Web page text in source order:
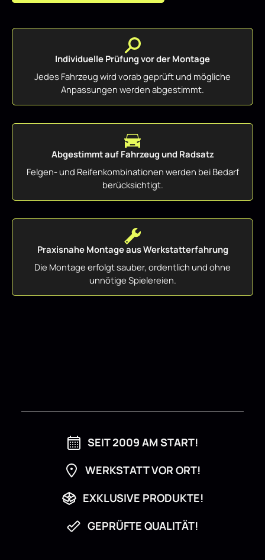
Individuelle Prüfung vor der Montage
Jedes Fahrzeug wird vorab geprüft und mögliche
Anpassungen werden abgestimmt.
Abgestimmt auf Fahrzeug und Radsatz
Felgen- und Reifenkombinationen werden bei Bedarf
berücksichtigt.
Praxisnahe Montage aus Werkstatterfahrung
Die Montage erfolgt sauber, ordentlich und ohne
unnötige Spielereien.
SEIT 2009 AM START!
WERKSTATT VOR ORT!
EXKLUSIVE PRODUKTE!
GEPRÜFTE QUALITÄT!